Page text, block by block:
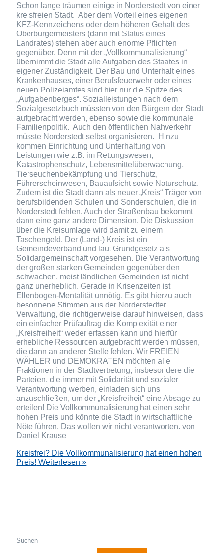
Schon lange träumen einige in Norderstedt von einer
kreisfreien Stadt. Aber dem Vorteil eines eigenen
KFZ-Kennzeichens oder dem höheren Gehalt des
Oberbürgermeisters (dann mit Status eines
Landrates) stehen aber auch enorme Pflichten
gegenüber. Denn mit der „Vollkommunalisierung“
übernimmt die Stadt alle Aufgaben des Staates in
eigener Zuständigkeit. Der Bau und Unterhalt eines
Krankenhauses, einer Berufsfeuerwehr oder eines
neuen Polizeiamtes sind hier nur die Spitze des
„Aufgabenberges“. Sozialleistungen nach dem
Sozialgesetzbuch müssten von den Bürgern der Stadt
aufgebracht werden, ebenso sowie die kommunale
Familienpolitik. Auch den öffentlichen Nahverkehr
müsste Norderstedt selbst organisieren. Hinzu
kommen Einrichtung und Unterhaltung von
Leistungen wie z.B. im Rettungswesen,
Katastrophenschutz, Lebensmittelüberwachung,
Tierseuchenbekämpfung und Tierschutz,
Führerscheinwesen, Bauaufsicht sowie Naturschutz.
Zudem ist die Stadt dann als neuer „Kreis“ Träger von
berufsbildenden Schulen und Sonderschulen, die in
Norderstedt fehlen. Auch der Straßenbau bekommt
dann eine ganz andere Dimension. Die Diskussion
über die Kreisumlage wird damit zu einem
Taschengeld. Der (Land-) Kreis ist ein
Gemeindeverband und laut Grundgesetz als
Solidargemeinschaft vorgesehen. Die Verantwortung
der großen starken Gemeinden gegenüber den
schwachen, meist ländlichen Gemeinden ist nicht
ganz unerheblich. Gerade in Krisenzeiten ist
Ellenbogen-Mentalität unnötig. Es gibt hierzu auch
besonnene Stimmen aus der Norderstedter
Verwaltung, die richtigerweise darauf hinweisen, dass
ein einfacher Prüfauftrag die Komplexität einer
„Kreisfreiheit“ weder erfassen kann und hierfür
erhebliche Ressourcen aufgebracht werden müssen,
die dann an anderer Stelle fehlen. Wir FREIEN
WÄHLER und DEMOKRATEN möchten alle
Fraktionen in der Stadtvertretung, insbesondere die
Parteien, die immer mit Solidarität und sozialer
Verantwortung werben, einladen sich uns
anzuschließen, um der „Kreisfreiheit“ eine Absage zu
erteilen! Die Vollkommunalisierung hat einen sehr
hohen Preis und könnte die Stadt in wirtschaftliche
Nöte führen. Das wollen wir nicht verantworten. von
Daniel Krause
Kreisfrei? Die Vollkommunalisierung hat einen hohen
Preis! Weiterlesen »
Suchen